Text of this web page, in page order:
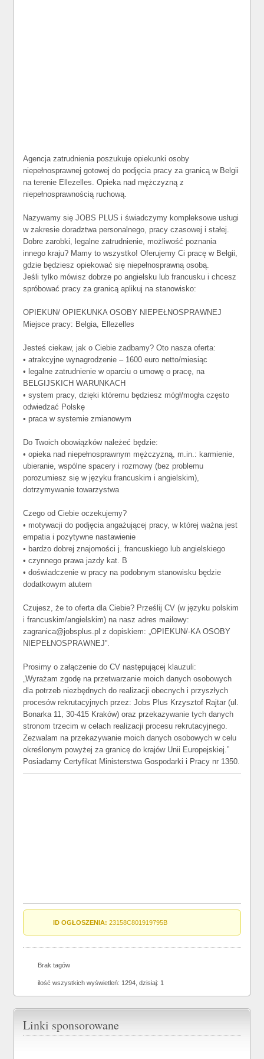
Agencja zatrudnienia poszukuje opiekunki osoby
niepełnosprawnej gotowej do podjęcia pracy za granicą w Belgii
na terenie Ellezelles. Opieka nad mężczyzną z
niepełnosprawnością ruchową.
Nazywamy się JOBS PLUS i świadczymy kompleksowe usługi
w zakresie doradztwa personalnego, pracy czasowej i stałej.
Dobre zarobki, legalne zatrudnienie, możliwość poznania
innego kraju? Mamy to wszystko! Oferujemy Ci pracę w Belgii,
gdzie będziesz opiekować się niepełnosprawną osobą.
Jeśli tylko mówisz dobrze po angielsku lub francusku i chcesz
spróbować pracy za granicą aplikuj na stanowisko:
OPIEKUN/ OPIEKUNKA OSOBY NIEPEŁNOSPRAWNEJ
Miejsce pracy: Belgia, Ellezelles
Jesteś ciekaw, jak o Ciebie zadbamy? Oto nasza oferta:
• atrakcyjne wynagrodzenie – 1600 euro netto/miesiąc
• legalne zatrudnienie w oparciu o umowę o pracę, na
BELGIJSKICH WARUNKACH
• system pracy, dzięki któremu będziesz mógł/mogła często
odwiedzać Polskę
• praca w systemie zmianowym
Do Twoich obowiązków należeć będzie:
• opieka nad niepełnosprawnym mężczyzną, m.in.: karmienie,
ubieranie, wspólne spacery i rozmowy (bez problemu
porozumiesz się w języku francuskim i angielskim),
dotrzymywanie towarzystwa
Czego od Ciebie oczekujemy?
• motywacji do podjęcia angażującej pracy, w której ważna jest
empatia i pozytywne nastawienie
• bardzo dobrej znajomości j. francuskiego lub angielskiego
• czynnego prawa jazdy kat. B
• doświadczenie w pracy na podobnym stanowisku będzie
dodatkowym atutem
Czujesz, że to oferta dla Ciebie? Prześlij CV (w języku polskim
i francuskim/angielskim) na nasz adres mailowy:
zagranica@jobsplus.pl z dopiskiem: „OPIEKUN/-KA OSOBY
NIEPEŁNOSPRAWNEJ”.
Prosimy o załączenie do CV następującej klauzuli:
„Wyrażam zgodę na przetwarzanie moich danych osobowych
dla potrzeb niezbędnych do realizacji obecnych i przyszłych
procesów rekrutacyjnych przez: Jobs Plus Krzysztof Rajtar (ul.
Bonarka 11, 30-415 Kraków) oraz przekazywanie tych danych
stronom trzecim w celach realizacji procesu rekrutacyjnego.
Zezwalam na przekazywanie moich danych osobowych w celu
określonym powyżej za granicę do krajów Unii Europejskiej.”
Posiadamy Certyfikat Ministerstwa Gospodarki i Pracy nr 1350.
ID OGŁOSZENIA: 23158C801919795B
Brak tagów
ilość wszystkich wyświetleń: 1294, dzisiaj: 1
Linki sponsorowane